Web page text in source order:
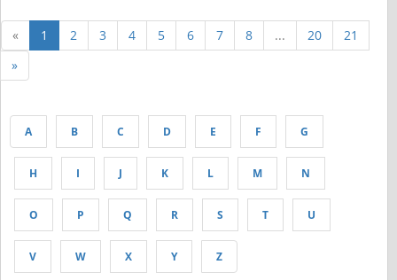
« 1 2 3 4 5 6 7 8 ... 20
21
»
A B C D E F G
H I J K L M N
O P Q R S T U
V W X Y Z